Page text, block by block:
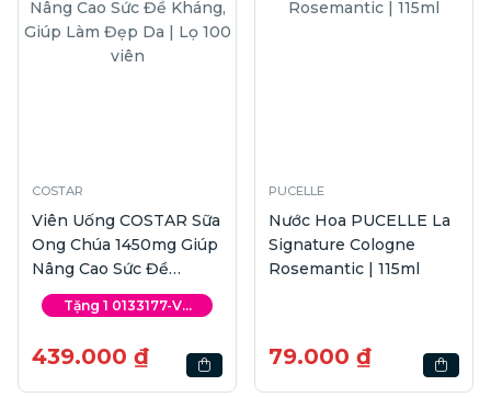
COSTAR
Viên Uống COSTAR Sữa
Ong Chúa 1450mg Giúp
Nâng Cao Sức Đề
Kháng, Giúp Làm Đẹp
Da | Lọ 100 viên
Tặng 1 0133177-V...
439.000 ₫
PUCELLE
Nước Hoa PUCELLE La
Signature Cologne
Rosemantic | 115ml
79.000 ₫